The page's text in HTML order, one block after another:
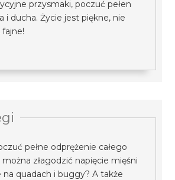
przysmaki, poczuć pełen
i ducha. Życie jest piękne, nie
pełne odprężenie całego
można złagodzić napięcie mięśni
na quadach i buggy? A także